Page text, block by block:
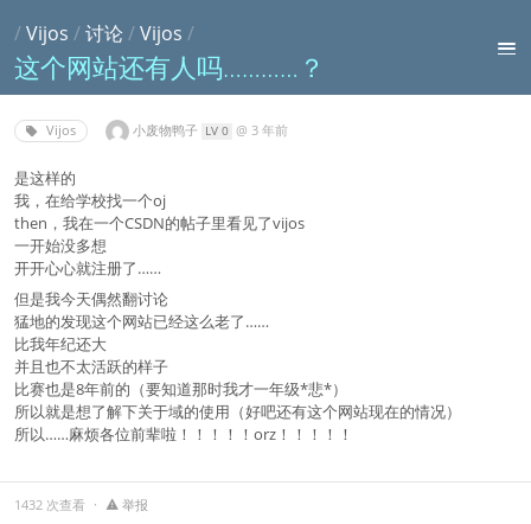
/Vijos /讨论 /Vijos /
这个网站还有人吗…………？
Vijos 小废物鸭子 LV 0 @ 3 年前
是这样的
我，在给学校找一个oj
then，我在一个CSDN的帖子里看见了vijos
一开始没多想
开开心心就注册了……
但是我今天偶然翻讨论
猛地的发现这个网站已经这么老了……
比我年纪还大
并且也不太活跃的样子
比赛也是8年前的（要知道那时我才一年级*悲*）
所以就是想了解下关于域的使用（好吧还有这个网站现在的情况）
所以……麻烦各位前辈啦！！！！！orz！！！！！
1432 次查看 举报